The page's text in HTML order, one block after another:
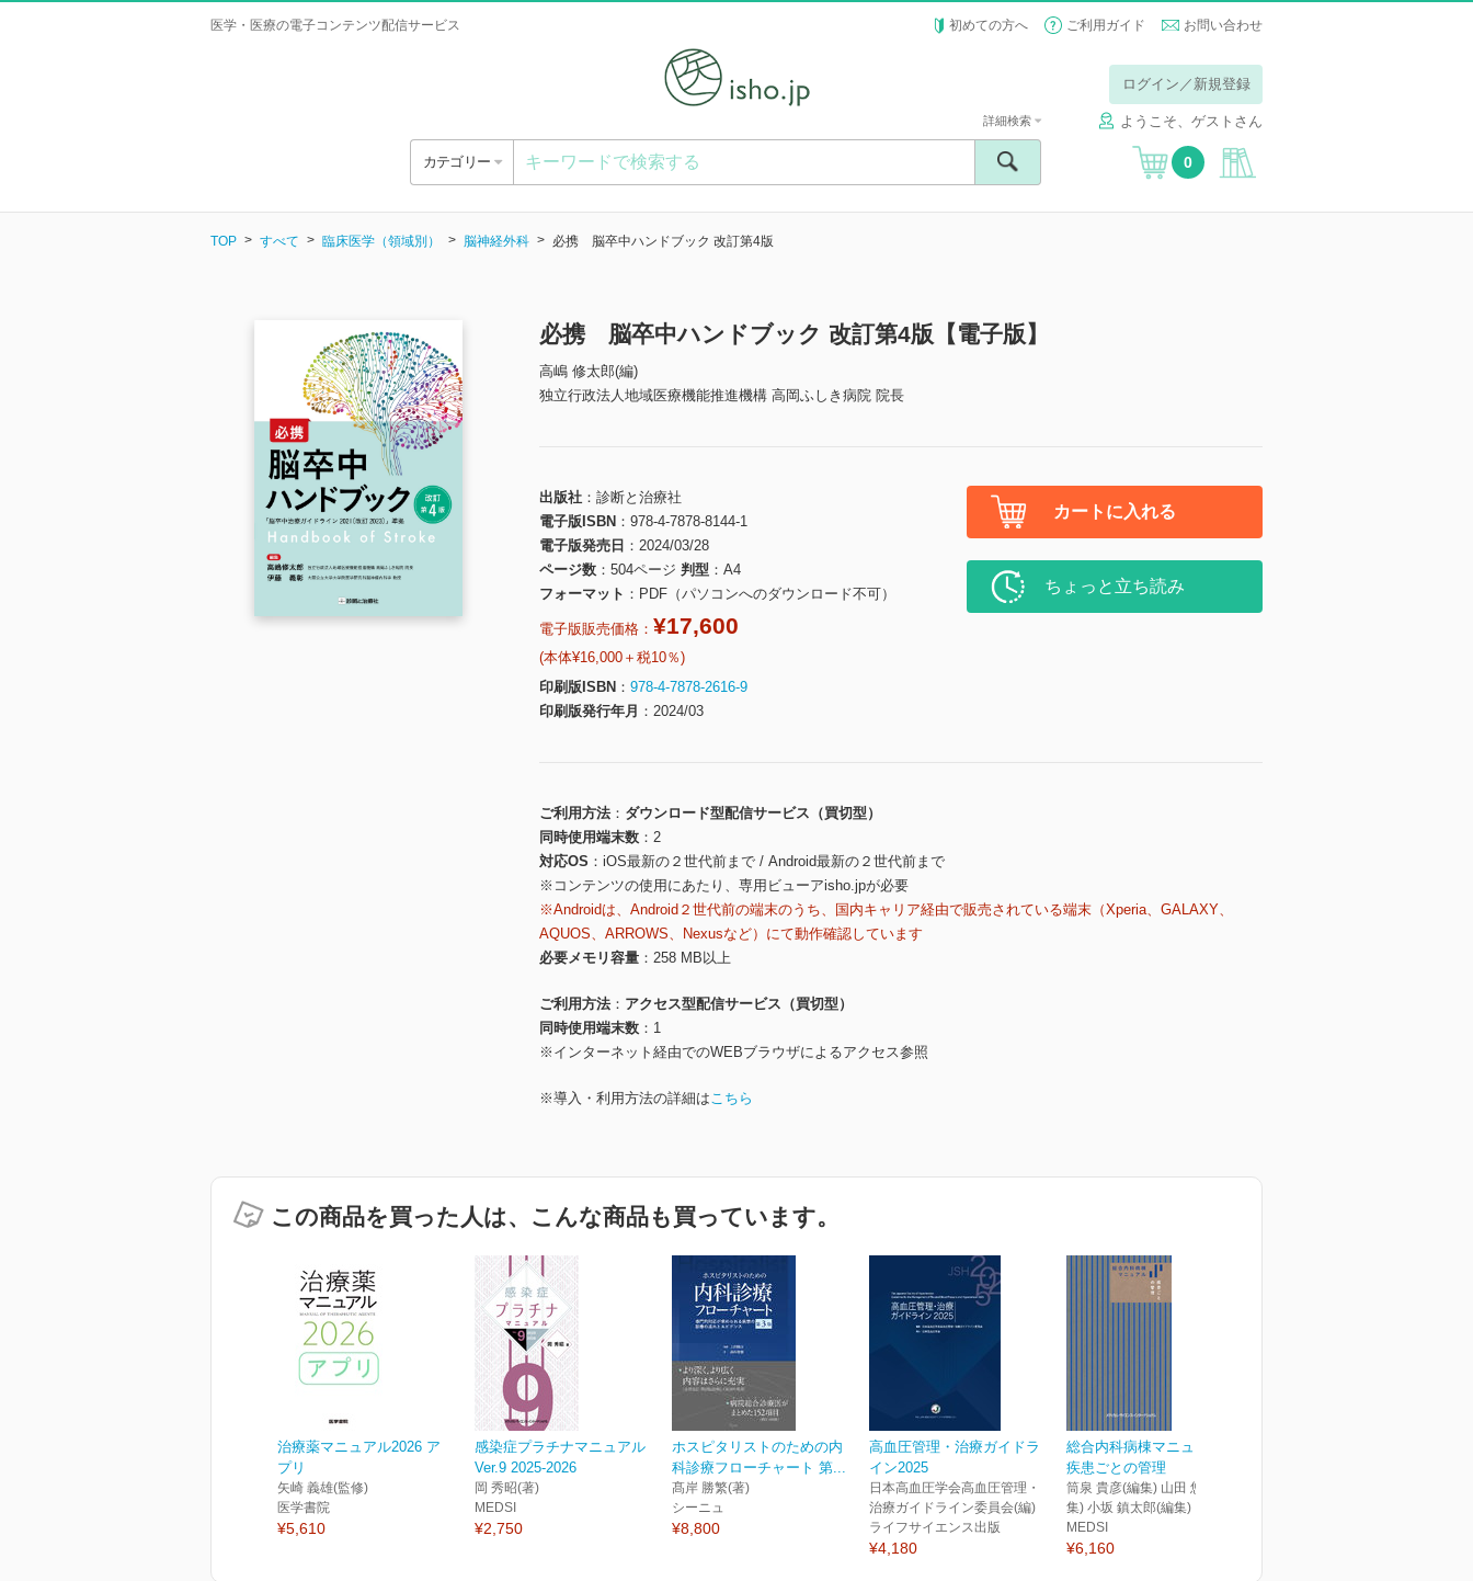
医学・医療の電子コンテンツ配信サービス 初めての方へ ご利用ガイド お問い合わせ
ログイン／新規登録
ようこそ、ゲストさん
カテゴリー
詳細検索
0
TOP すべて 臨床医学（領域別） 脳神経外科 必携 脳卒中ハンドブック 改訂第4版
必携 脳卒中ハンドブック 改訂第4版【電子版】
高嶋 修太郎(編)
独立行政法人地域医療機能推進機構 高岡ふしき病院 院長
出版社
診断と治療社
電子版ISBN
978-4-7878-8144-1
電子版発売日
2024/03/28
ページ数
504ページ 判型
A4
フォーマット
PDF（パソコンへのダウンロード不可）
電子版販売価格： ¥17,600
(本体¥16,000＋税10％)
印刷版ISBN
978-4-7878-2616-9
印刷版発行年月
2024/03
カートに入れる
ちょっと立ち読み
ご利用方法
ダウンロード型配信サービス（買切型）
同時使用端末数
2
対応OS
iOS最新の２世代前まで / Android最新の２世代前まで
※コンテンツの使用にあたり、専用ビューアisho.jpが必要
※Androidは、Android２世代前の端末のうち、国内キャリア経由で販売されている端末（Xperia、GALAXY、
AQUOS、ARROWS、Nexusなど）にて動作確認しています
必要メモリ容量
258 MB以上
ご利用方法
アクセス型配信サービス（買切型）
同時使用端末数
1
※インターネット経由でのWEBブラウザによるアクセス参照
※導入・利用方法の詳細はこちら
この商品を買った人は、こんな商品も買っています。
治療薬マニュアル2026 ア
プリ
矢崎 義雄(監修)
医学書院
¥5,610
感染症プラチナマニュアル
Ver.9 2025-2026
岡 秀昭(著)
MEDSI
¥2,750
ホスピタリストのための内
科診療フローチャート 第...
髙岸 勝繁(著)
シーニュ
¥8,800
高血圧管理・治療ガイドラ
イン2025
日本高血圧学会高血圧管理・
治療ガイドライン委員会(編)
ライフサイエンス出版
¥4,180
総合内科病棟マニュアル
疾患ごとの管理
筒泉 貴彦(編集) 山田 悠史(編
集) 小坂 鎮太郎(編集)
MEDSI
¥6,160